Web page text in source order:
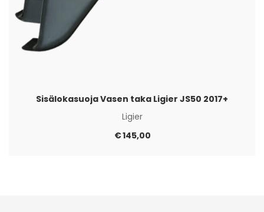
Sisälokasuoja Vasen taka Ligier JS50 2017+
Ligier
€145,00